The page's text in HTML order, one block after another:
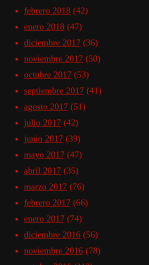
febrero 2018 (42)
enero 2018 (47)
diciembre 2017 (36)
noviembre 2017 (50)
octubre 2017 (53)
septiembre 2017 (41)
agosto 2017 (51)
julio 2017 (42)
junio 2017 (39)
mayo 2017 (47)
abril 2017 (35)
marzo 2017 (76)
febrero 2017 (66)
enero 2017 (74)
diciembre 2016 (56)
noviembre 2016 (78)